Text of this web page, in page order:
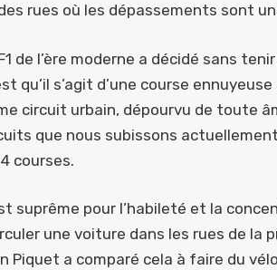
rues où les dépassements sont
de l’ère moderne a décidé sans
qu’il s’agit d’une course
circuit urbain, dépourvu de toute
que nous subissons
courses.
pour l’habileté et la
une voiture dans les rues de la
Piquet a comparé cela à faire du